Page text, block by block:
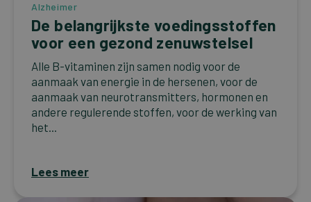
Alzheimer
De belangrijkste voedingsstoffen
voor een gezond zenuwstelsel
Alle B-vitaminen zijn samen nodig voor de
aanmaak van energie in de hersenen, voor de
aanmaak van neurotransmitters, hormonen en
andere regulerende stoffen, voor de werking van
het...
Lees meer